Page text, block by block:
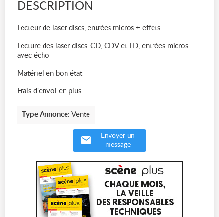
DESCRIPTION
Lecteur de laser discs, entrées micros + effets.
Lecture des laser discs, CD, CDV et LD, entrées micros
avec écho
Matériel en bon état
Frais d'envoi en plus
Type Annonce: Vente
Envoyer un
message